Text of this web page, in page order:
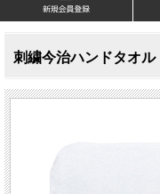
刺繍今治ハンドタオル